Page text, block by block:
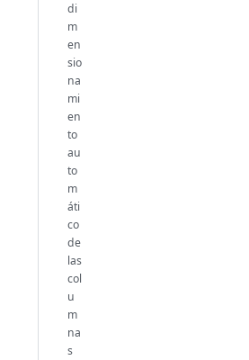
di
m
en
sio
na
mi
en
to
au
to
m
áti
co
de
las
col
u
m
na
s